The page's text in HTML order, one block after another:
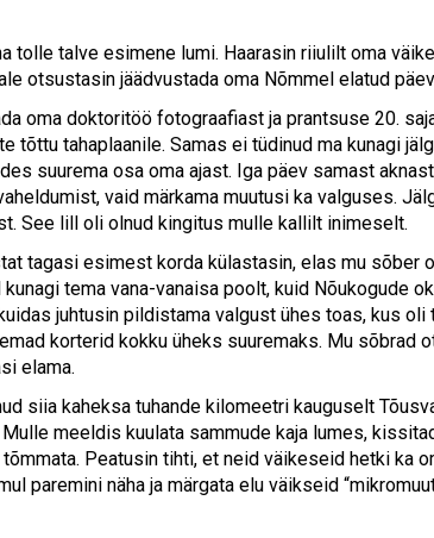
tolle talve esimene lumi. Haarasin riiulilt oma
otsustasin jäädvustada oma Nõmmel elatud
oma doktoritöö fotograafiast ja prantsuse 20.
tõttu tahaplaanile. Samas ei tüdinud ma kunagi
suurema osa oma ajast. Iga päev samast
vaid märkama muutusi ka valguses.
See lill oli olnud kingitus mulle kallilt inimeselt.
tagasi esimest korda külastasin, elas mu
tema vana-vanaisa poolt, kuid Nõukogude
juhtusin pildistama valgust ühes toas, kus
korterid kokku üheks suuremaks. Mu sõbrad
elama.
siia kaheksa tuhande kilomeetri kauguselt
meeldis kuulata sammude kaja lumes,
Peatusin tihti, et neid väikeseid hetki ka
paremini näha ja märgata elu väikseid